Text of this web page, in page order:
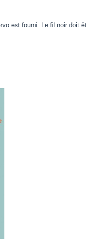
est fourni. Le fil noir doit